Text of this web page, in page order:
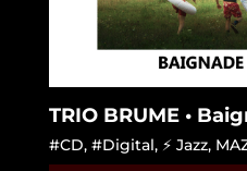
TRIO BRUME •
#CD, #Digital, ⚡ Jazz,